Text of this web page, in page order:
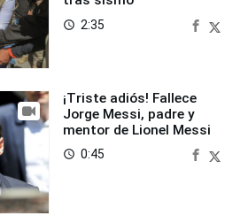
access_time 2:35
¡Triste adiós! Fallece
Jorge Messi, padre y
mentor de Lionel Messi
access_time 0:45